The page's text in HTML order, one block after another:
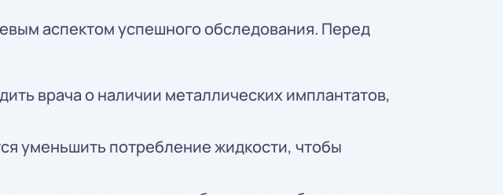
аспектом успешного обследования. Перед
врача о наличии металлических имплантатов,
уменьшить потребление жидкости, чтобы